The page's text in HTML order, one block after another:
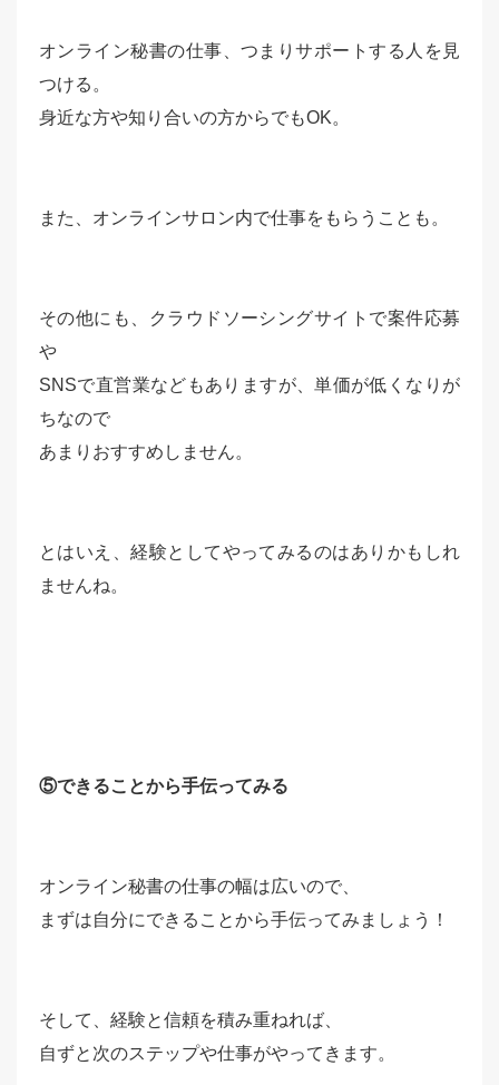
オンライン秘書の仕事、つまりサポートする人を見
つける。
身近な方や知り合いの方からでもOK。
また、オンラインサロン内で仕事をもらうことも。
その他にも、クラウドソーシングサイトで案件応募
や
SNSで直営業などもありますが、単価が低くなりが
ちなので
あまりおすすめしません。
とはいえ、経験としてやってみるのはありかもしれ
ませんね。
⑤できることから手伝ってみる
オンライン秘書の仕事の幅は広いので、
まずは自分にできることから手伝ってみましょう！
そして、経験と信頼を積み重ねれば、
自ずと次のステップや仕事がやってきます。